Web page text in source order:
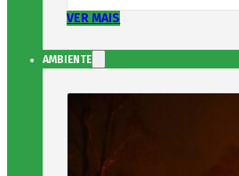
VER MAIS
AMBIENTE